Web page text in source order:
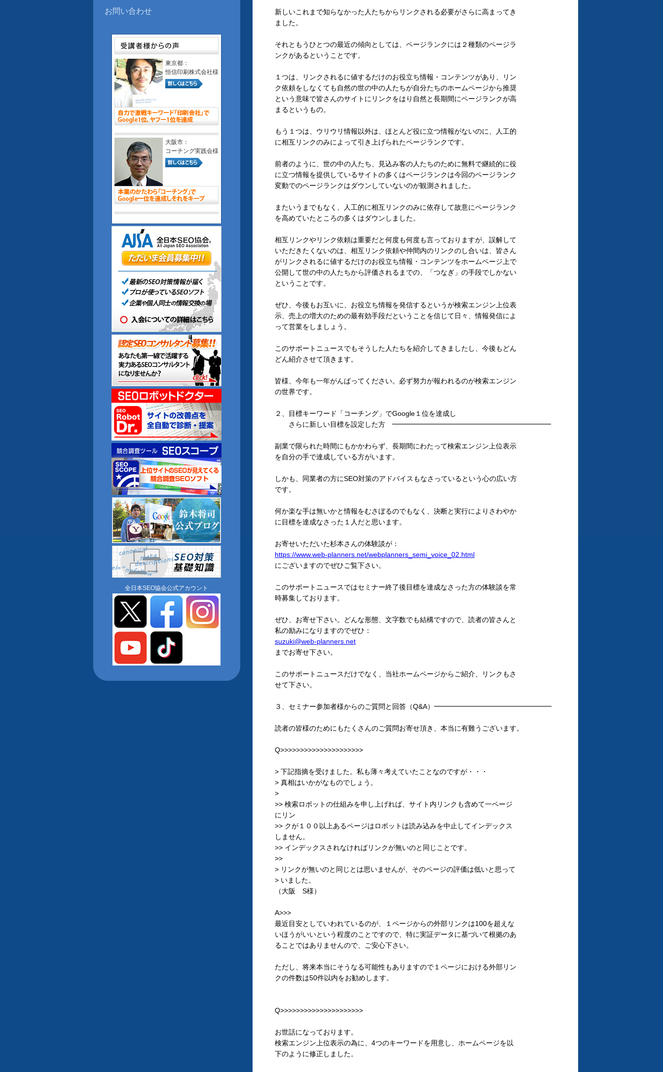
新しいこれまで知らなかった人たちからリンクされる必要がさらに高まってき
ました。
それともうひとつの最近の傾向としては、ページランクには２種類のページラ
ンクがあるということです。
１つは、リンクされるに値するだけのお役立ち情報・コンテンツがあり、リン
ク依頼をしなくても自然の世の中の人たちが自分たちのホームページから推奨
という意味で皆さんのサイトにリンクをはり自然と長期間にページランクが高
まるというもの。
もう１つは、ウリウリ情報以外は、ほとんど役に立つ情報がないのに、人工的
に相互リンクのみによって引き上げられたページランクです。
前者のように、世の中の人たち、見込み客の人たちのために無料で継続的に役
に立つ情報を提供しているサイトの多くはページランクは今回のページランク
変動でのページランクはダウンしていないのが観測されました。
またいうまでもなく、人工的に相互リンクのみに依存して故意にページランク
を高めていたところの多くはダウンしました。
相互リンクやリンク依頼は重要だと何度も何度も言っておりますが、誤解して
いただきたくないのは、相互リンク依頼や仲間内のリンクのし合いは、皆さん
がリンクされるに値するだけのお役立ち情報・コンテンツをホームページ上で
公開して世の中の人たちから評価されるまでの、「つなぎ」の手段でしかない
ということです。
ぜひ、今後もお互いに、お役立ち情報を発信するというが検索エンジン上位表
示、売上の増大のための最有効手段だということを信じて日々、情報発信によ
って営業をしましょう。
このサポートニュースでもそうした人たちを紹介してきましたし、今後もどん
どん紹介させて頂きます。
皆様、今年も一年がんばってください。必ず努力が報われるのが検索エンジン
の世界です。
２、目標キーワード「コーチング」でGoogle１位を達成し
さらに新しい目標を設定した方 ━━━━━━━━━━━━━━━━━━━━━━━
副業で限られた時間にもかかわらず、長期間にわたって検索エンジン上位表示
を自分の手で達成している方がいます。
しかも、同業者の方にSEO対策のアドバイスもなさっているという心の広い方
です。
何か楽な手は無いかと情報をむさぼるのでもなく、決断と実行によりさわやか
に目標を達成なさった１人だと思います。
お寄せいただいた杉本さんの体験談が：
https://www.web-planners.net/webplanners_semi_voice_02.html
にございますのでぜひご覧下さい。
このサポートニュースではセミナー終了後目標を達成なさった方の体験談を常
時募集しております。
ぜひ、お寄せ下さい。どんな形態、文字数でも結構ですので、読者の皆さんと
私の励みになりますのでぜひ：
suzuki@web-planners.net
までお寄せ下さい。
このサポートニュースだけでなく、当社ホームページからご紹介、リンクもさ
せて下さい。
３、セミナー参加者様からのご質問と回答（Q&A）━━━━━━━━━━━━━━━━━
読者の皆様のためにもたくさんのご質問お寄せ頂き、本当に有難うございます。
Q>>>>>>>>>>>>>>>>>>>>>
> 下記指摘を受けました。私も薄々考えていたことなのですが・・・
> 真相はいかがなものでしょう。
>
>> 検索ロボットの仕組みを申し上げれば、サイト内リンクも含めて一ページ
にリン
>> クが１００以上あるページはロボットは読み込みを中止してインデックス
しません。
>> インデックスされなければリンクが無いのと同じことです。
>>
> リンクが無いのと同じとは思いませんが、そのページの評価は低いと思って
> いました。
（大阪 S様）
A>>>
最近目安としていわれているのが、１ページからの外部リンクは100を超えな
いほうがいいという程度のことですので、特に実証データに基づいて根拠のあ
ることではありませんので、ご安心下さい。
ただし、将来本当にそうなる可能性もありますので１ページにおける外部リン
クの件数は50件以内をお勧めします。
Q>>>>>>>>>>>>>>>>>>>>>
お世話になっております。
検索エンジン上位表示の為に、4つのキーワードを用意し、ホームページを以
下のように修正しました。
お問い合わせ
東京都：
恒信印刷株式会社様
大阪市：
コーチング実践会様
全日本SEO協会公式アカウント